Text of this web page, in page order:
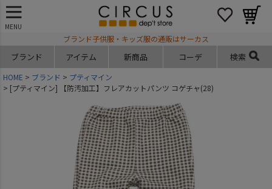
MENU
ブランド子供服・キッズ服の通販はサーカス
ブランド アイテム 新商品 コーデ 検索
HOME ブランド
プティマイン
[プティマイン] 【防汚加工】フレアカットパンツ コゲチャ(28)